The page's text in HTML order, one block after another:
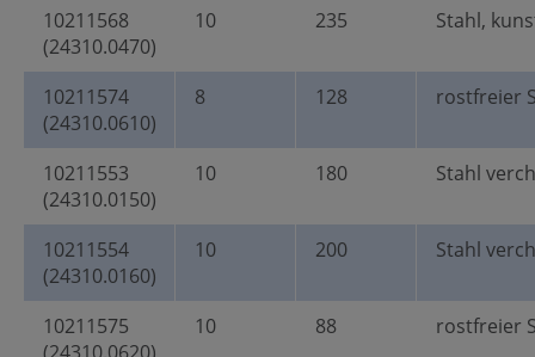
10211568
(24310.0470)
10 235 Stahl,
10211574
(24310.0610)
8 128 rostfreier
10211553
(24310.0150)
10 180 Stahl
10211554
(24310.0160)
10 200 Stahl
10211575
10 88 rostfreier